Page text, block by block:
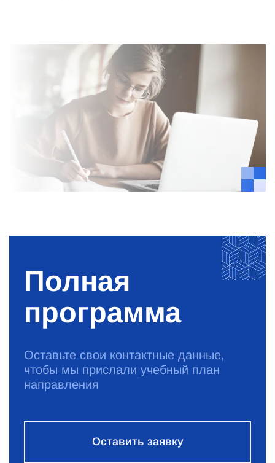
Полная
программа
Оставьте свои контактные данные,
чтобы мы прислали учебный план
направления
Оставить заявку